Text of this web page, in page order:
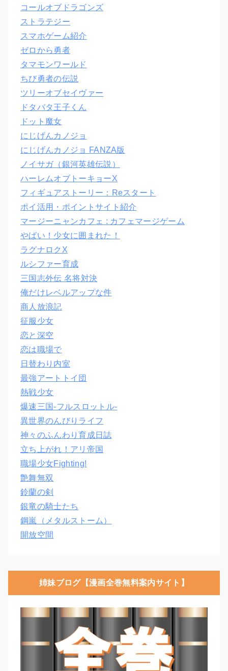
コールオブドラゴンズ
ストラテジー
スマホゲーム紹介
ゼロから勇者
タマモンワールド
ちび勇者の伝説
ツリーオブセイヴァー
ドタバタ王子くん
ドット魔女
にじげんカノジョ
にじげんカノジョ FANZA版
ノイサガ（銀河英雄伝説）
ハーレムオブトーキョーX
フィギュアストーリー：Reスタート
ポイ活用・ポイントサイト紹介
マージーニャンカフェ : カフェマージゲーム
やばい！少女に囲まれた！
ラグナロクX
ルシファー育成
三国志外伝 名将対決
俺だけレベルアップな件
商人放浪記
征服少女
恋と深空
恋は職場で
日替わり内室
最強アートトイ団
熱戦少女
爆速三国‐フルスロットル‐
異世界のんびりライフ
神々のふんわり育成日誌
立ち上がれ！アリ帝国
職場少女Fighting!
艶舞無双
鈴蘭の剣
銀竜の騎士たち
鋼嵐（メタルストーム）
開放空間
姉妹ブログ【漫画全巻無料案内サイト】